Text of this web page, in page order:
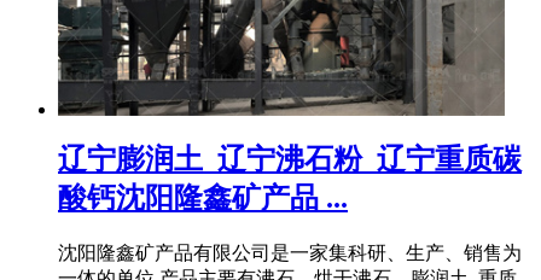
辽宁膨润土_辽宁沸石粉_辽宁重质碳
酸钙沈阳隆鑫矿产品 ...
沈阳隆鑫矿产品有限公司是一家集科研、生产、销售为